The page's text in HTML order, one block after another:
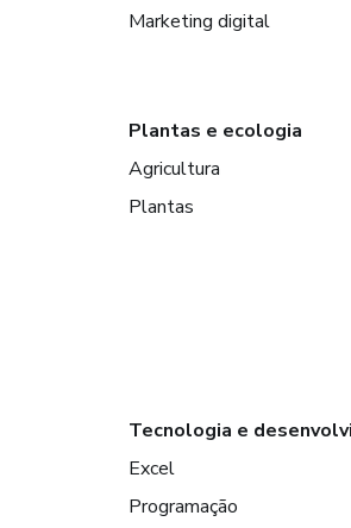
Marketing digital
Plantas e ecologia
Agricultura
Plantas
Tecnologia e
Excel
Programação